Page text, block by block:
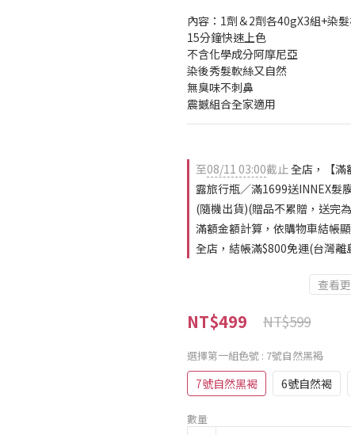
內容：1劑＆2劑各40gX3組+染
15分鐘快速上色
不含化學成分阿摩尼亞
染後秀髮軟絲又自然
無臭味不刺鼻
震撼組合全家適用
至08/11 03:00截止全店，【滿
露旅行瓶／滿1699送INNEX髮
(隨機出貨)(贈品不累贈，送完
滿額金額計算，依購物車結帳
全店，結帳滿$800免運(台灣離
查看
NT$499 NT$599
選擇第一組色號 : 7號自然黑褐
7號自然黑褐 6號自然褐
數量